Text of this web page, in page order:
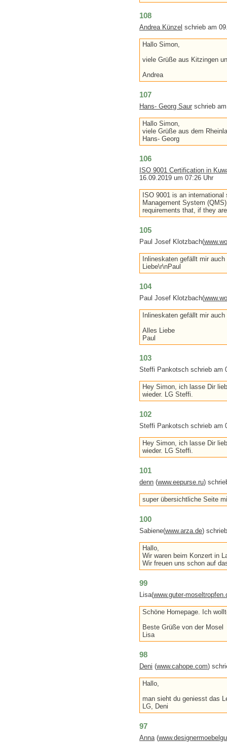
108
Andrea Künzel schrieb am
Hallo Simon,
viele Grüße aus Kitzingen
Andrea
107
Hans- Georg Saur schrieb
Hallo Simon,
viele Grüße aus dem
Hans- Georg
106
ISO 9001 Certification in
16.09.2019 um 07:26 Uhr
ISO 9001 is an
Management System
requirements that, if they
105
Paul Josef Klotzbach(
Inlineskaten gefällt mir
Liebe\r\nPaul
104
Paul Josef Klotzbach(
Inlineskaten gefällt mir
Alles Liebe
Paul
103
Steffi Pankotsch schrieb am
Hey Simon, ich lasse Dir
wieder. LG Steffi.
102
Steffi Pankotsch schrieb am
Hey Simon, ich lasse Dir
wieder. LG Steffi.
101
denn (www.eepurse.ru)
super übersichtliche Seite
100
Sabiene(www.arza.de)
Hallo,
Wir waren beim Konzert in
Wir freuen uns schon auf
99
Lisa(www.guter-
Schöne Homepage. Ich
Beste Grüße von der Mosel
Lisa
98
Deni (www.cahope.com)
Hallo,
man sieht du geniesst das
LG, Deni
97
Anna(